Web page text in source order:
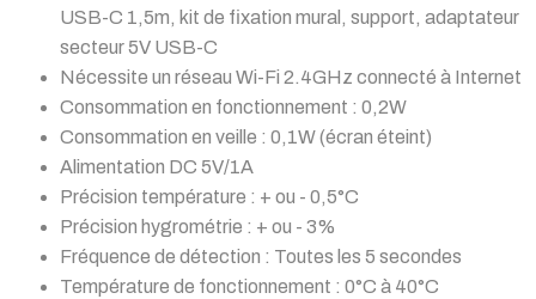
USB-C 1,5m, kit de fixation mural, support, adaptateur
secteur 5V USB-C
Nécessite un réseau Wi-Fi 2.4GHz connecté à Internet
Consommation en fonctionnement : 0,2W
Consommation en veille : 0,1W (écran éteint)
Alimentation DC 5V/1A
Précision température : + ou - 0,5°C
Précision hygrométrie : + ou - 3%
Fréquence de détection : Toutes les 5 secondes
Température de fonctionnement : 0°C à 40°C